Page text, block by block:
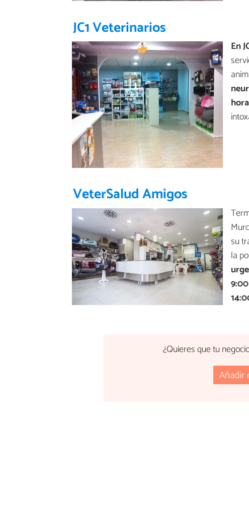
JC1 Veterinarios
En
hora
VeterSalud Amigos
su
la
¿Quieres que tu
Añadir